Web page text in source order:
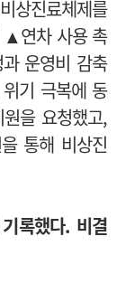
상진료체제를
연차 사용 촉
운영비 감축
기 극복에 동
을 요청했고,
통해 비상진
록했다. 비결